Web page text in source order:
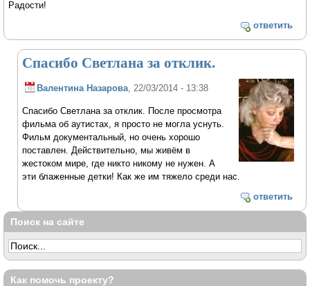
Радости!
ответить
Спасибо Светлана за отклик.
Валентина Назарова, 22/03/2014 - 13:38
Спасибо Светлана за отклик. После просмотра
фильма об аутистах, я просто не могла уснуть.
Фильм документальный, но очень хорошо
поставлен. Действительно, мы живём в
жестоком мире, где никто никому не нужен. А
эти блаженные детки! Как же им тяжело среди нас.
ответить
Поиск на сайте
Как помочь проекту?